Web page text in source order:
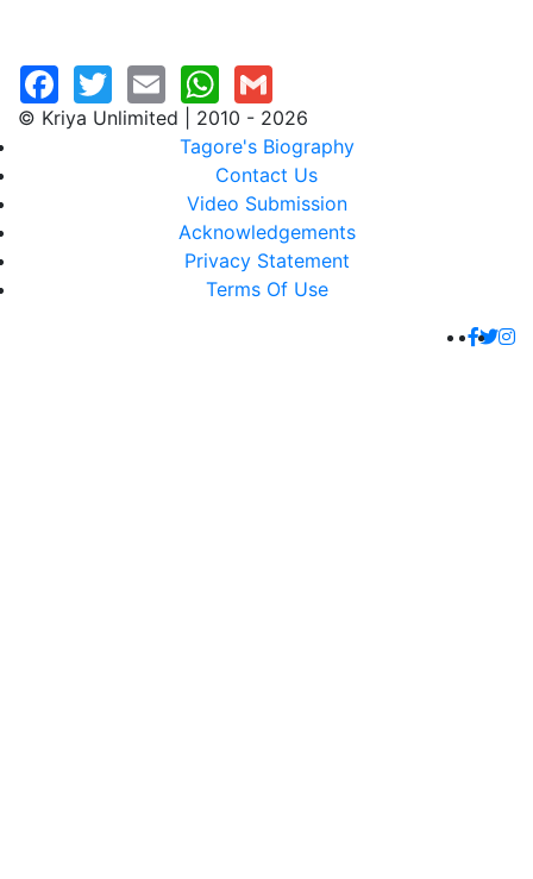
© Kriya Unlimited | 2010 - 2026
Tagore's Biography
Contact Us
Video Submission
Acknowledgements
Privacy Statement
Terms Of Use